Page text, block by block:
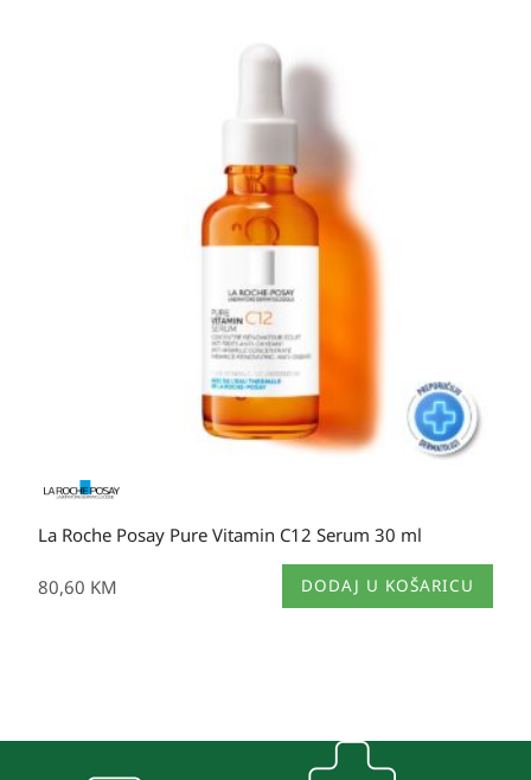
La Roche Posay Pure Vitamin C12 Serum 30 ml
80,60 KM DODAJ U KOŠARICU